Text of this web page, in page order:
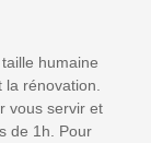
humaine
rénovation.
vous servir et
de 1h. Pour